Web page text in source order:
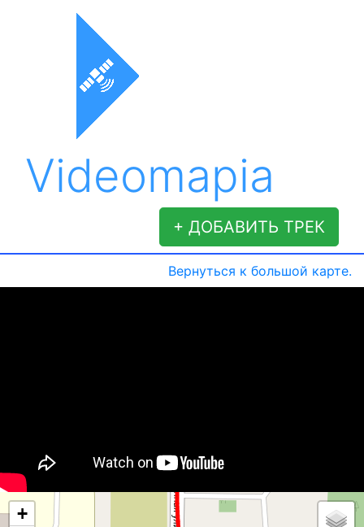
Videomapia
+ ДОБАВИТЬ ТРЕК
Вернуться к большой карте.
+